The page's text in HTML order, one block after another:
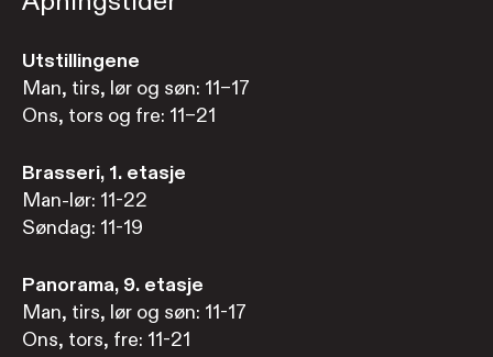
Utstillingene
Man, tirs, lør og søn: 11–17
Ons, tors og fre: 11–21
Brasseri, 1. etasje
Man-lør: 11-22
Søndag: 11-19
Panorama, 9. etasje
Man, tirs, lør og søn: 11-17
Ons, tors, fre: 11-21